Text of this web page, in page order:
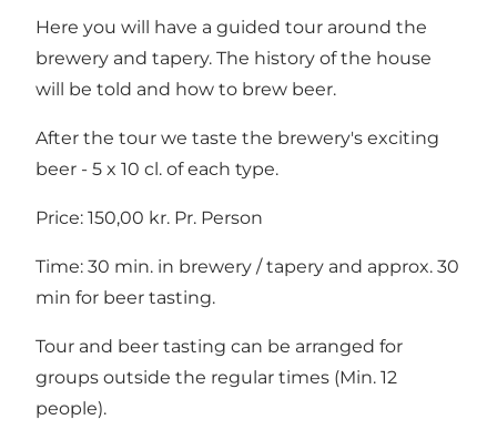
Here you will have a guided tour around the
brewery and tapery. The history of the house
will be told and how to brew beer.
After the tour we taste the brewery's exciting
beer - 5 x 10 cl. of each type.
Price: 150,00 kr. Pr. Person
Time: 30 min. in brewery / tapery and approx. 30
min for beer tasting.
Tour and beer tasting can be arranged for
groups outside the regular times (Min. 12
people).